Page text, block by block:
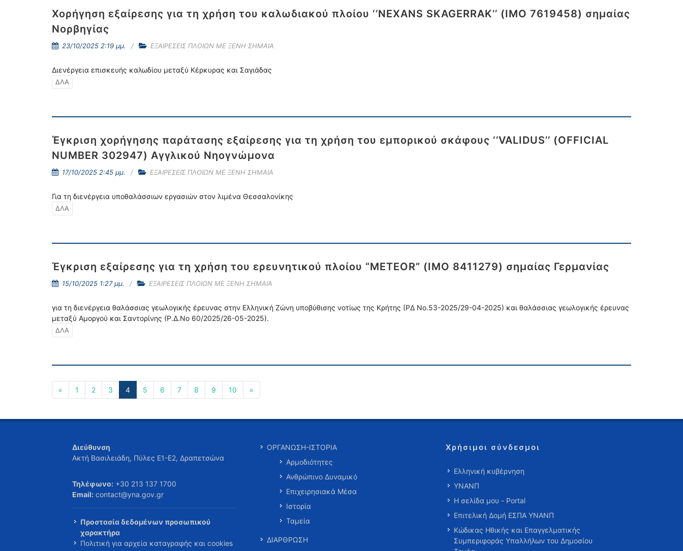
Χορήγηση εξαίρεσης για τη χρήση του καλωδιακού πλοίου ‘’NEXANS SKAGERRAK’’ (IMO 7619458) σημαίας
Νορβηγίας
23/10/2025 2:19 μμ. ΕΞΑΙΡΕΣΕΙΣ ΠΛΟΙΩΝ ΜΕ ΞΕΝΗ ΣΗΜΑΙΑ
Διενέργεια επισκευής καλωδίου μεταξύ Κέρκυρας και Σαγιάδας
ΔΛΑ
Έγκριση χορήγησης παράτασης εξαίρεσης για τη χρήση του εμπορικού σκάφους ‘’VALIDUS’’ (OFFICIAL
NUMBER 302947) Αγγλικού Νηογνώμονα
17/10/2025 2:45 μμ. ΕΞΑΙΡΕΣΕΙΣ ΠΛΟΙΩΝ ΜΕ ΞΕΝΗ ΣΗΜΑΙΑ
Για τη διενέργεια υποθαλάσσιων εργασιών στον λιμένα Θεσσαλονίκης
ΔΛΑ
Έγκριση εξαίρεσης για τη χρήση του ερευνητικού πλοίου “METEOR” (IMO 8411279) σημαίας Γερμανίας
15/10/2025 1:27 μμ. ΕΞΑΙΡΕΣΕΙΣ ΠΛΟΙΩΝ ΜΕ ΞΕΝΗ ΣΗΜΑΙΑ
για τη διενέργεια θαλάσσιας γεωλογικής έρευνας στην Ελληνική Ζώνη υποβύθισης νοτίως της Κρήτης (ΡΔ Νο.53-2025/29-04-2025) και θαλάσσιας γεωλογικής έρευνας
μεταξύ Αμοργού και Σαντορίνης (Ρ.Δ.Νο 60/2025/26-05-2025).
ΔΛΑ
« 1 2 3 4 5 6 7 8 9 10 »
Διεύθυνση
Ακτή Βασιλειάδη, Πύλες Ε1-Ε2, Δραπετσώνα
Τηλέφωνο: +30 213 137 1700
Email: contact@yna.gov.gr
Προστασία δεδομένων προσωπικού
χαρακτήρα
Πολιτική για αρχεία καταγραφής και cookies
ΟΡΓΑΝΩΣΗ-ΙΣΤΟΡΙΑ
Αρμοδιότητες
Ανθρώπινο Δυναμικό
Επιχειρησιακά Μέσα
Ιστορία
Ταμεία
ΔΙΑΡΘΡΩΣΗ
Χρήσιμοι σύνδεσμοι
Ελληνική κυβέρνηση
ΥΝΑΝΠ
Η σελίδα μου - Portal
Επιτελική Δομή ΕΣΠΑ ΥΝΑΝΠ
Κώδικας Ηθικής και Επαγγελματικής
Συμπεριφοράς Υπαλλήλων του Δημοσίου